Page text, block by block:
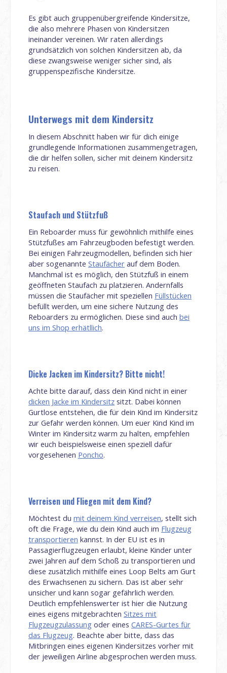
Es gibt auch gruppenübergreifende Kindersitze,
die also mehrere Phasen von Kindersitzen
ineinander vereinen. Wir raten allerdings
grundsätzlich von solchen Kindersitzen ab, da
diese zwangsweise weniger sicher sind, als
gruppenspezifische Kindersitze.
Unterwegs mit dem Kindersitz
In diesem Abschnitt haben wir für dich einige
grundlegende Informationen zusammengetragen,
die dir helfen sollen, sicher mit deinem Kindersitz
zu reisen.
Staufach und Stützfuß
Ein Reboarder muss für gewöhnlich mithilfe eines
Stützfußes am Fahrzeugboden befestigt werden.
Bei einigen Fahrzeugmodellen, befinden sich hier
aber sogenannte Staufächer auf dem Boden.
Manchmal ist es möglich, den Stützfuß in einem
geöffneten Staufach zu platzieren. Andernfalls
müssen die Staufächer mit speziellen Füllstücken
befüllt werden, um eine sichere Nutzung des
Reboarders zu ermöglichen. Diese sind auch bei
uns im Shop erhätllich.
Dicke Jacken im Kindersitz? Bitte nicht!
Achte bitte darauf, dass dein Kind nicht in einer
dicken Jacke im Kindersitz sitzt. Dabei können
Gurtlose entstehen, die für dein Kind im Kindersitz
zur Gefahr werden können. Um euer Kind Kind im
Winter im Kindersitz warm zu halten, empfehlen
wir euch beispielsweise einen speziell dafür
vorgesehenen Poncho.
Verreisen und Fliegen mit dem Kind?
Möchtest du mit deinem Kind verreisen, stellt sich
oft die Frage, wie du dein Kind auch im Flugzeug
transportieren kannst. In der EU ist es in
Passagierflugzeugen erlaubt, kleine Kinder unter
zwei Jahren auf dem Schoß zu transportieren und
diese zusätzlich mithilfe eines Loop Belts am Gurt
des Erwachsenen zu sichern. Das ist aber sehr
unsicher und kann sogar gefährlich werden.
Deutlich empfehlenswerter ist hier die Nutzung
eines eigens mitgebrachten Sitzes mit
Flugzeugzulassung oder eines CARES-Gurtes für
das Flugzeug. Beachte aber bitte, dass das
Mitbringen eines eigenen Kindersitzes vorher mit
der jeweiligen Airline abgesprochen werden muss.